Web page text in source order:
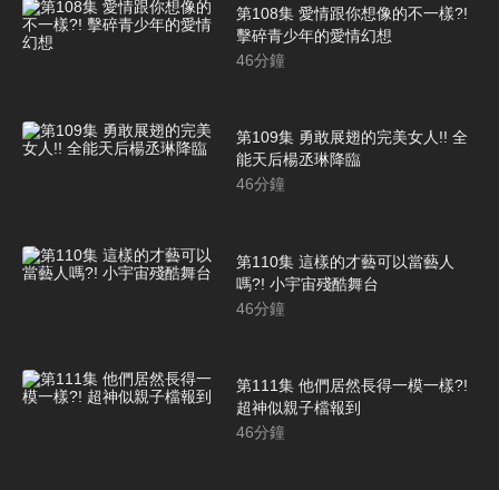
第108集 愛情跟你想像的不一樣?!
擊碎青少年的愛情幻想
46分鐘
第109集 勇敢展翅的完美女人!! 全
能天后楊丞琳降臨
46分鐘
第110集 這樣的才藝可以當藝人
嗎?! 小宇宙殘酷舞台
46分鐘
第111集 他們居然長得一模一樣?!
超神似親子檔報到
46分鐘